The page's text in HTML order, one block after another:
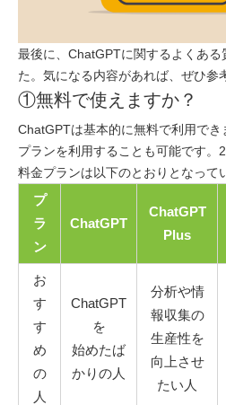
最後に、ChatGPTに関するよくある
た。気になる内容があれば、ぜひ参
①無料で使えますか？
ChatGPTは基本的に無料で利用で
プランを利用することも可能です
料金プランは以下のとおりとなって
プ
ラ
ン
ChatGPT
ChatGPT
Plus
お
す
す
め
の
人
ChatGPT
を
始めたば
かりの人
分析や情
報収集の
生産性を
向上させ
たい人